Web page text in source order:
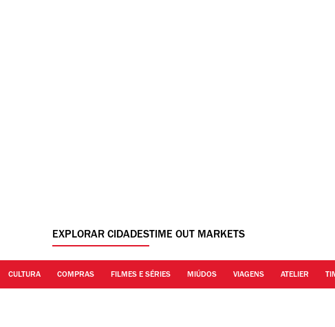
EXPLORAR CIDADESTIME OUT MARKETS
CULTURA COMPRAS FILMES E SÉRIES MIÚDOS VIAGENS ATELIER